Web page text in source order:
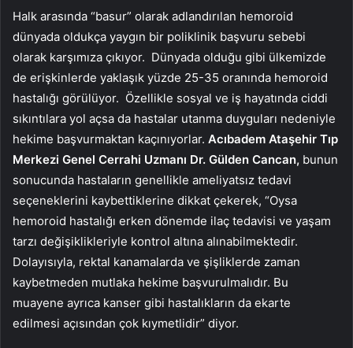
Halk arasında “basur” olarak adlandırılan hemoroid
dünyada oldukça yaygın bir poliklinik başvuru sebebi
olarak karşımıza çıkıyor. Dünyada olduğu gibi ülkemizde
de erişkinlerde yaklaşık yüzde 25-35 oranında hemoroid
hastalığı görülüyor. Özellikle sosyal ve iş hayatında ciddi
sıkıntılara yol açsa da hastalar utanma duyguları nedeniyle
hekime başvurmaktan kaçınıyorlar. Acıbadem Ataşehir Tıp
Merkezi Genel Cerrahi Uzmanı Dr. Gülden Cancan, bunun
sonucunda hastaların genellikle ameliyatsız tedavi
seçeneklerini kaybettiklerine dikkat çekerek, “Oysa
hemoroid hastalığı erken dönemde ilaç tedavisi ve yaşam
tarzı değişiklikleriyle kontrol altına alınabilmektedir.
Dolayısıyla, rektal kanamalarda ve şişliklerde zaman
kaybetmeden mutlaka hekime başvurulmalıdır. Bu
muayene ayrıca kanser gibi hastalıkların da ekarte
edilmesi açısından çok kıymetlidir” diyor.